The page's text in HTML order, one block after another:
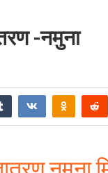
-नमुना